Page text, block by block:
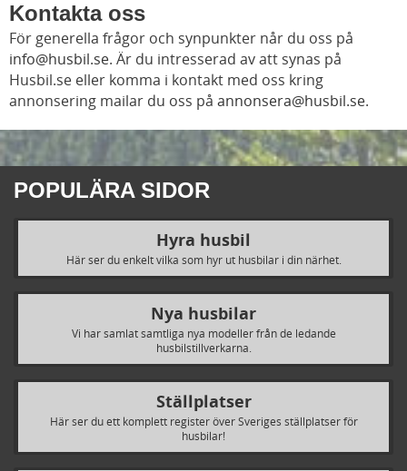
Kontakta oss
För generella frågor och synpunkter når du oss på
info@husbil.se. Är du intresserad av att synas på
Husbil.se eller komma i kontakt med oss kring
annonsering mailar du oss på annonsera@husbil.se.
POPULÄRA SIDOR
Hyra husbil
Här ser du enkelt vilka som hyr ut husbilar i din närhet.
Nya husbilar
Vi har samlat samtliga nya modeller från de ledande
husbilstillverkarna.
Ställplatser
Här ser du ett komplett register över Sveriges ställplatser för
husbilar!